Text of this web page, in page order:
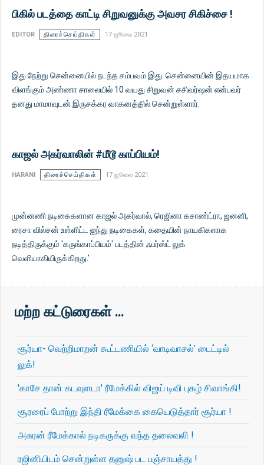
பிகில் படத்தை காட்டி சிறுவனுக்கு அவசர சிகிச்சை !
EDITOR திரைச்செய்திகள் 17 ஜூலை 2021
இது நேற்று சென்னையில் நடந்த சம்பவம் இது. சென்னையின் இதயமாக
விளங்கும் அண்ணா சாலையில் 10 வயது சிறுவன் சசிவர்ஷன் என்பவர்
தனது மாமாவுடன் இருசக்கர வாகனத்தில் சென்றுள்ளார்.
காஜல் அகர்வாலின் #மீடூ காப்பியம்!
HARANI திரைச்செய்திகள் 17 ஜூலை 2021
முன்னணி நடிகைகளான காஜல் அகர்வால், ரெஜினா கசாண்ட்ரா, ஜனனி,
ரைசா வில்சன் உள்ளிட்ட ஐந்து நடிகைகள், கதையின் நாயகிகளாக
நடித்திருக்கும் 'கருங்காப்பியம்' படத்தின் ஃபர்ஸ்ட் லுக்
வெளியாகியிருக்கிறது.'
மற்ற கட்டுரைகள் …
சூர்யா- வெற்றிமாறன் கூட்டணியில் ‘வாடிவாசல்’ டைட்டில்
லுக்!
'காசே தான் கடவுளடா' ரீமேக்கில் விஜய் டிவி புகழ் சிவாங்கி!
சூரரைப் போற்று இந்தி ரீமேக்கை கையெடுத்தார் சூர்யா !
அசுரன் ரீமேக்கால் நடிகருக்கு வந்த தலைவலி !
ரஜினியிடம் சென்றுள்ள தனுஷ் பட பஞ்சாயத்து !